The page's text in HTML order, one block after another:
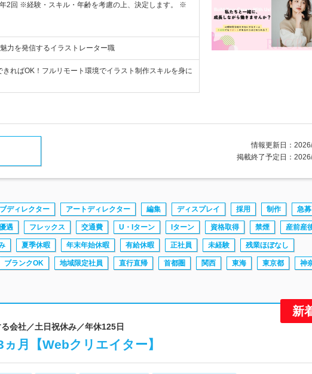
2回 ※経験・スキル・年齢を考慮の上、決定します。 ※
力を発信するイラストレーター職
ればOK！フルリモート環境でイラスト制作スキルを身に
情報更新日：
掲載終了予定日：
ディレクター アートディレクター 編集 ディスプレイ 採用 制作 急募
遇 フレックス 交通費 U・Iターン Iターン 資格取得 禁煙 産前産
夏季休暇 年末年始休暇 有給休暇 正社員 未経験 残業ほぼなし
ブランクOK 地域限定社員 直行直帰 首都圏 関西 東海 東京都 神
会社／土日祝休み／年休125日
月【Webクリエイター】